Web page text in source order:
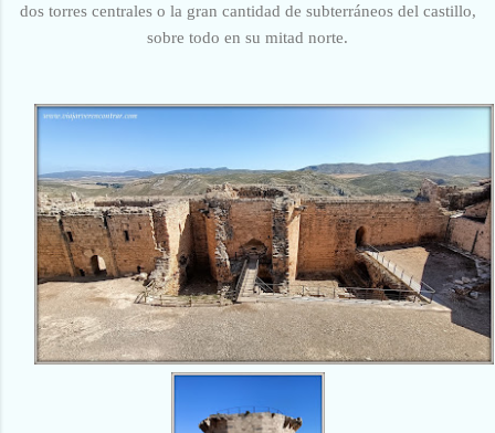
dos torres centrales o la gran cantidad de subterráneos del castillo,
sobre todo en su mitad norte.